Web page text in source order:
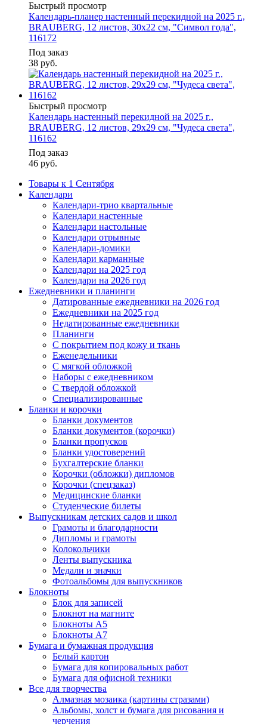
Быстрый просмотр
Календарь-планер настенный перекидной на 2025 г.,
BRAUBERG, 12 листов, 30х22 см, "Символ года",
116172
Под заказ
38 руб.
Быстрый просмотр
Календарь настенный перекидной на 2025 г.,
BRAUBERG, 12 листов, 29х29 см, "Чудеса света",
116162
Под заказ
46 руб.
Товары к 1 Сентября
Календари
Календари-трио квартальные
Календари настенные
Календари настольные
Календари отрывные
Календари-домики
Календари карманные
Календари на 2025 год
Календари на 2026 год
Ежедневники и планинги
Датированные ежедневники на 2026 год
Ежедневники на 2025 год
Недатированные ежедневники
Планинги
С покрытием под кожу и ткань
Еженедельники
С мягкой обложкой
Наборы с ежедневником
С твердой обложкой
Специализированные
Бланки и корочки
Бланки документов
Бланки документов (корочки)
Бланки пропусков
Бланки удостоверений
Бухгалтерские бланки
Корочки (обложки) дипломов
Корочки (спецзаказ)
Медицинские бланки
Студенческие билеты
Выпускникам детских садов и школ
Грамоты и благодарности
Дипломы и грамоты
Колокольчики
Ленты выпускника
Медали и значки
Фотоальбомы для выпускников
Блокноты
Блок для записей
Блокнот на магните
Блокноты А5
Блокноты А7
Бумага и бумажная продукция
Белый картон
Бумага для копировальных работ
Бумага для офисной техники
Все для творчества
Алмазная мозаика (картины стразами)
Альбомы, холст и бумага для рисования и
черчения